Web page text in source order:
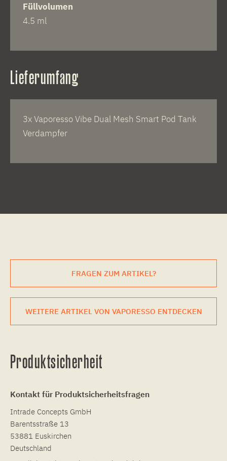
Füllvolumen
4.5 ml
Lieferumfang
3x Vaporesso Vibe Dual Mesh Smart Pod Tank
Verdampfer
FRAGEN ZUM ARTIKEL?
WEITERE ARTIKEL VON VAPORESSO ENTDECKEN
Produktsicherheit
Kontakt für Produktsicherheitsfragen
Intrade Concepts GmbH
Barentsstraße 13
53881 Euskirchen
Deutschland